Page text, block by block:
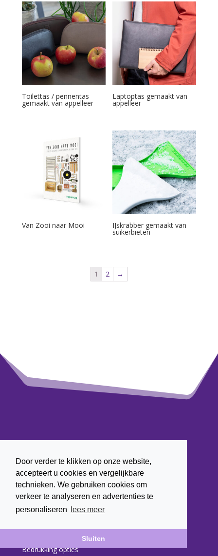
Door verder te klikken op onze website,
accepteert u cookies en vergelijkbare
technieken. We gebruiken cookies om
verkeer te analyseren en advertenties te
personaliseren
lees meer
Sluiten
Toilettas / pennentas
gemaakt van appelleer
Laptoptas gemaakt van
appelleer
Van Zooi naar Mooi IJskrabber gemaakt van
suikerbieten
1 2 →
Bel + 31 (0) 622 43 7003
of mail naarinfo@marjavanruiten.nl
Waarom Van Ruiten Gifts
Bedrukking opties